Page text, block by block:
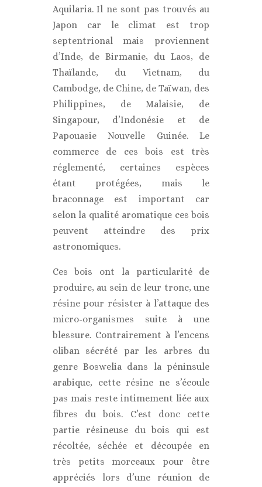
Aquilaria. Il ne sont pas trouvés au
Japon car le climat est trop
septentrional mais proviennent
d’Inde, de Birmanie, du Laos, de
Thaïlande, du Vietnam, du
Cambodge, de Chine, de Taïwan, des
Philippines, de Malaisie, de
Singapour, d’Indonésie et de
Papouasie Nouvelle Guinée. Le
commerce de ces bois est très
réglementé, certaines espèces
étant protégées, mais le
braconnage est important car
selon la qualité aromatique ces bois
peuvent atteindre des prix
astronomiques.
Ces bois ont la particularité de
produire, au sein de leur tronc, une
résine pour résister à l’attaque des
micro-organismes suite à une
blessure. Contrairement à l’encens
oliban sécrété par les arbres du
genre Boswelia dans la péninsule
arabique, cette résine ne s’écoule
pas mais reste intimement liée aux
fibres du bois. C’est donc cette
partie résineuse du bois qui est
récoltée, séchée et découpée en
très petits morceaux pour être
appréciés lors d’une réunion de